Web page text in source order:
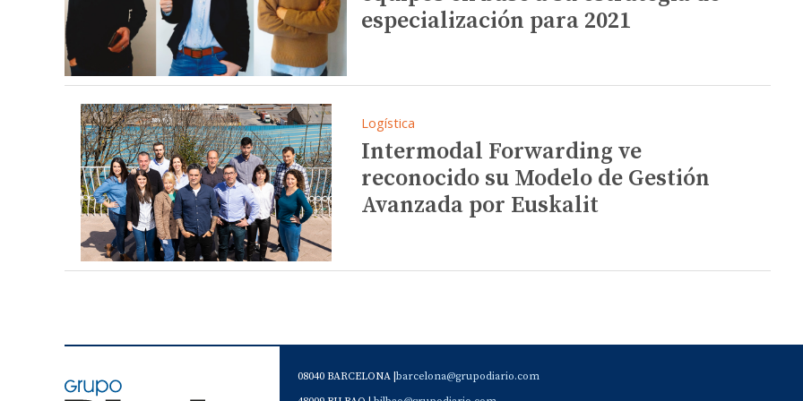
especialización para 2021
Logística
Intermodal Forwarding ve
reconocido su Modelo de Gestión
Avanzada por Euskalit
08040 BARCELONA | barcelona@grupodiario.com